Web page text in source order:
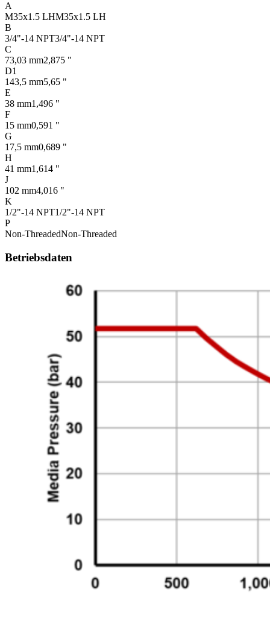
A
M35x1.5 LHM35x1.5 LH
B
3/4"-14 NPT3/4"-14 NPT
C
73,03 mm2,875 "
D1
143,5 mm5,65 "
E
38 mm1,496 "
F
15 mm0,591 "
G
17,5 mm0,689 "
H
41 mm1,614 "
J
102 mm4,016 "
K
1/2"-14 NPT1/2"-14 NPT
P
Non-ThreadedNon-Threaded
Betriebsdaten